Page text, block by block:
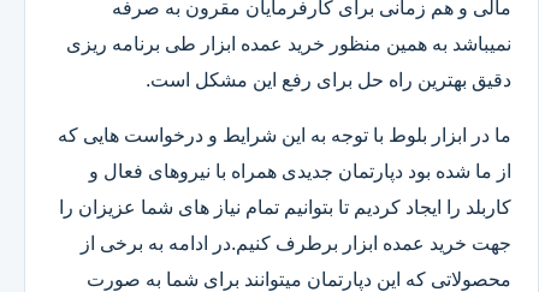
مالی و هم زمانی برای کارفرمایان مقرون به صرفه
نمیباشد به همین منظور خرید عمده ابزار طی برنامه ریزی
دقیق بهترین راه حل برای رفع این مشکل است.
ما در ابزار بلوط با توجه به این شرایط و درخواست هایی که
از ما شده بود دپارتمان جدیدی همراه با نیروهای فعال و
کاربلد را ایجاد کردیم تا بتوانیم تمام نیاز های شما عزیزان را
جهت خرید عمده ابزار برطرف کنیم.در ادامه به برخی از
محصولاتی که این دپارتمان میتوانند برای شما به صورت